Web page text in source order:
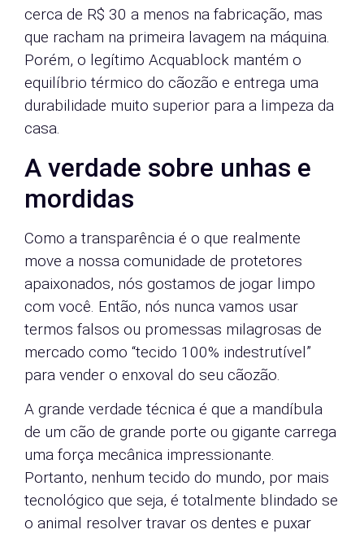
cerca de R$ 30 a menos na fabricação, mas
que racham na primeira lavagem na máquina.
Porém, o legítimo Acquablock mantém o
equilíbrio térmico do cãozão e entrega uma
durabilidade muito superior para a limpeza da
casa.
A verdade sobre unhas e
mordidas
Como a transparência é o que realmente
move a nossa comunidade de protetores
apaixonados, nós gostamos de jogar limpo
com você. Então, nós nunca vamos usar
termos falsos ou promessas milagrosas de
mercado como “tecido 100% indestrutível”
para vender o enxoval do seu cãozão.
A grande verdade técnica é que a mandíbula
de um cão de grande porte ou gigante carrega
uma força mecânica impressionante.
Portanto, nenhum tecido do mundo, por mais
tecnológico que seja, é totalmente blindado se
o animal resolver travar os dentes e puxar